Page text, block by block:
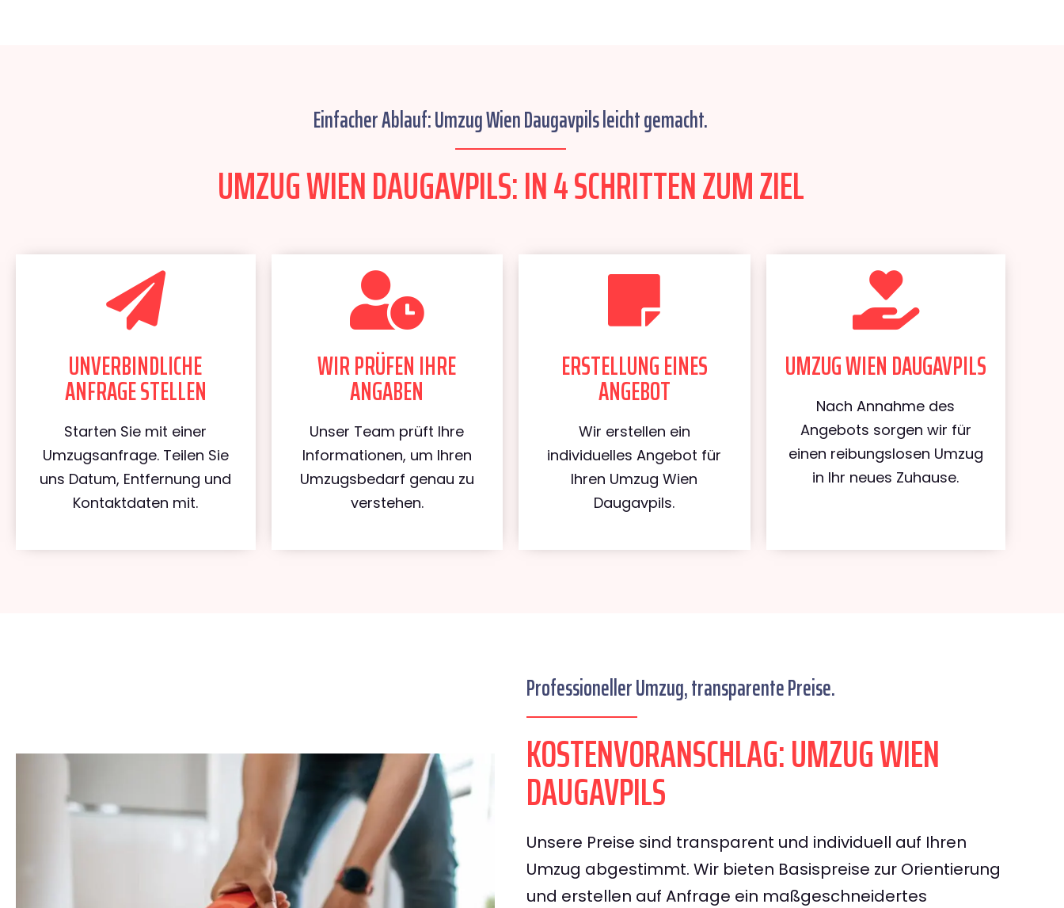
Einfacher Ablauf: Umzug Wien Daugavpils leicht gemacht.
UMZUG WIEN DAUGAVPILS: IN 4 SCHRITTEN ZUM ZIEL
UNVERBINDLICHE
ANFRAGE STELLEN
Starten Sie mit einer
Umzugsanfrage. Teilen Sie
uns Datum, Entfernung und
Kontaktdaten mit.
WIR PRÜFEN IHRE
ANGABEN
Unser Team prüft Ihre
Informationen, um Ihren
Umzugsbedarf genau zu
verstehen.
ERSTELLUNG EINES
ANGEBOT
Wir erstellen ein
individuelles Angebot für
Ihren Umzug Wien
Daugavpils.
UMZUG WIEN DAUGAVPILS
Nach Annahme des
Angebots sorgen wir für
einen reibungslosen Umzug
in Ihr neues Zuhause.
Professioneller Umzug, transparente Preise.
KOSTENVORANSCHLAG: UMZUG WIEN
DAUGAVPILS
Unsere Preise sind transparent und individuell auf Ihren
Umzug abgestimmt. Wir bieten Basispreise zur Orientierung
und erstellen auf Anfrage ein maßgeschneidertes